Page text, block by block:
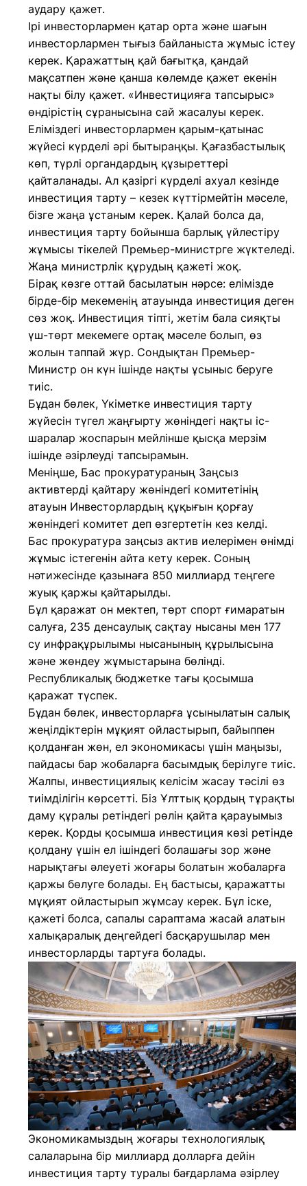
аудару қажет.
Ірі инвесторлармен қатар орта және шағын
инвесторлармен тығыз байланыста жұмыс істеу
керек. Қаражаттың қай бағытқа, қандай
мақсатпен және қанша көлемде қажет екенін
нақты білу қажет. «Инвестицияға тапсырыс»
өндірістің сұранысына сай жасалуы керек.
Еліміздегі инвесторлармен қарым-қатынас
жүйесі күрделі әрі бытыраңқы. Қағазбастылық
көп, түрлі органдардың құзыреттері
қайталанады. Ал қазіргі күрделі ахуал кезінде
инвестиция тарту – кезек күттірмейтін мәселе,
бізге жаңа ұстаным керек. Қалай болса да,
инвестиция тарту бойынша барлық үйлестіру
жұмысы тікелей Премьер-министрге жүктеледі.
Жаңа министрлік құрудың қажеті жоқ.
Бірақ көзге оттай басылатын нәрсе: елімізде
бірде-бір мекеменің атауында инвестиция деген
сөз жоқ. Инвестиция тіпті, жетім бала сияқты
үш-төрт мекемеге ортақ мәселе болып, өз
жолын таппай жүр. Сондықтан Премьер-
Министр он күн ішінде нақты ұсыныс беруге
тиіс.
Бұдан бөлек, Үкіметке инвестиция тарту
жүйесін түгел жаңғырту жөніндегі нақты іс-
шаралар жоспарын мейлінше қысқа мерзім
ішінде әзірлеуді тапсырамын.
Меніңше, Бас прокуратураның Заңсыз
активтерді қайтару жөніндегі комитетінің
атауын Инвесторлардың құқығын қорғау
жөніндегі комитет деп өзгертетін кез келді.
Бас прокуратура заңсыз актив иелерімен өнімді
жұмыс істегенін айта кету керек. Соның
нәтижесінде қазынаға 850 миллиард теңгеге
жуық қаржы қайтарылды.
Бұл қаражат он мектеп, төрт спорт ғимаратын
салуға, 235 денсаулық сақтау нысаны мен 177
су инфрақұрылымы нысанының құрылысына
және жөндеу жұмыстарына бөлінді.
Республикалық бюджетке тағы қосымша
қаражат түспек.
Бұдан бөлек, инвесторларға ұсынылатын салық
жеңілдіктерін мұқият ойластырып, байыппен
қолданған жөн, ел экономикасы үшін маңызы,
пайдасы бар жобаларға басымдық берілуге тиіс.
Жалпы, инвестициялық келісім жасау тәсілі өз
тиімділігін көрсетті. Біз Ұлттық қордың тұрақты
даму құралы ретіндегі рөлін қайта қарауымыз
керек. Қорды қосымша инвестиция көзі ретінде
қолдану үшін ел ішіндегі болашағы зор және
нарықтағы әлеуеті жоғары болатын жобаларға
қаржы бөлуге болады. Ең бастысы, қаражатты
мұқият ойластырып жұмсау керек. Бұл іске,
қажеті болса, сапалы сараптама жасай алатын
халықаралық деңгейдегі басқарушылар мен
инвесторларды тартуға болады.
Экономикамыздың жоғары технологиялық
салаларына бір миллиард долларға дейін
инвестиция тарту туралы бағдарлама әзірлеу